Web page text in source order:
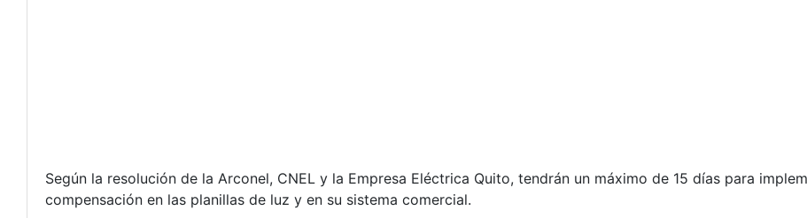
Según la resolución de la Arconel, CNEL y la Empresa Eléctrica Quito, tendrán un máximo de 15 días para
compensación en las planillas de luz y en su sistema comercial.